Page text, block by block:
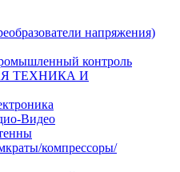
напряжения)
контроль
ТЕХНИКА И
Видео
компрессоры/